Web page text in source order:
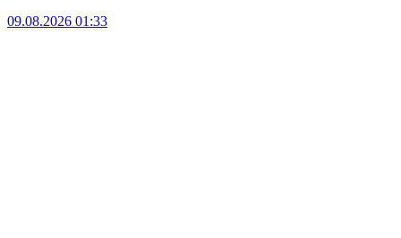
09.08.2026 01:33